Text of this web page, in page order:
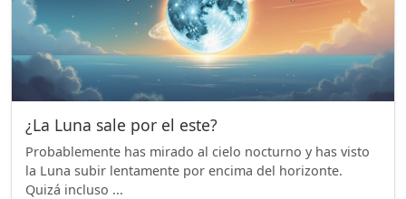
¿La Luna sale por el este?
Probablemente has mirado al cielo nocturno y has visto
la Luna subir lentamente por encima del horizonte.
Quizá incluso ...